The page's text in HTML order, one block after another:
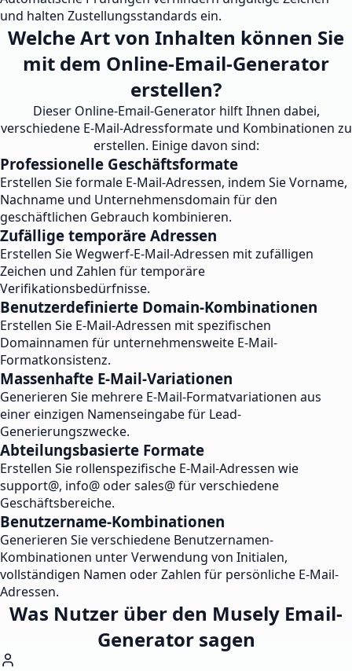
und halten Zustellungsstandards ein.
Welche Art von Inhalten können Sie
mit dem Online-Email-Generator
erstellen?
Dieser Online-Email-Generator hilft Ihnen dabei,
verschiedene E-Mail-Adressformate und Kombinationen zu
erstellen. Einige davon sind:
Professionelle Geschäftsformate
Erstellen Sie formale E-Mail-Adressen, indem Sie Vorname,
Nachname und Unternehmensdomain für den
geschäftlichen Gebrauch kombinieren.
Zufällige temporäre Adressen
Erstellen Sie Wegwerf-E-Mail-Adressen mit zufälligen
Zeichen und Zahlen für temporäre
Verifikationsbedürfnisse.
Benutzerdefinierte Domain-Kombinationen
Erstellen Sie E-Mail-Adressen mit spezifischen
Domainnamen für unternehmensweite E-Mail-
Formatkonsistenz.
Massenhafte E-Mail-Variationen
Generieren Sie mehrere E-Mail-Formatvariationen aus
einer einzigen Namenseingabe für Lead-
Generierungszwecke.
Abteilungsbasierte Formate
Erstellen Sie rollenspezifische E-Mail-Adressen wie
support@, info@ oder sales@ für verschiedene
Geschäftsbereiche.
Benutzername-Kombinationen
Generieren Sie verschiedene Benutzernamen-
Kombinationen unter Verwendung von Initialen,
vollständigen Namen oder Zahlen für persönliche E-Mail-
Adressen.
Was Nutzer über den Musely Email-
Generator sagen